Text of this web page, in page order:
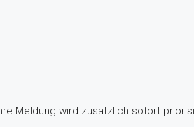
Meldung wird zusätzlich sofort